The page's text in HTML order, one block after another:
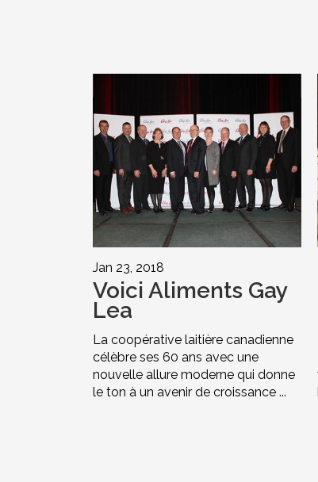
Jan 23, 2018
Voici Aliments Gay
Lea
La coopérative laitière canadienne
célèbre ses 60 ans avec une
nouvelle allure moderne qui donne
le ton à un avenir de croissance ...